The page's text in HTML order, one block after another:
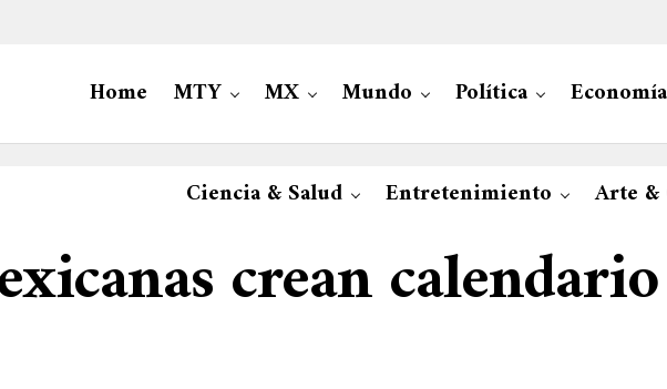
Home MTY MX Mundo Política Economía
Ciencia & Salud Entretenimiento Arte
crean